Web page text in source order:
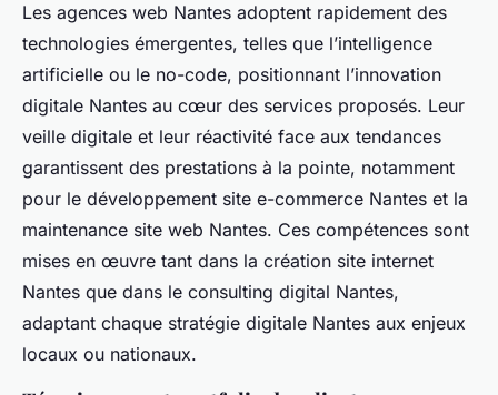
Les agences web Nantes adoptent rapidement des
technologies émergentes, telles que l’intelligence
artificielle ou le no-code, positionnant l’innovation
digitale Nantes au cœur des services proposés. Leur
veille digitale et leur réactivité face aux tendances
garantissent des prestations à la pointe, notamment
pour le développement site e-commerce Nantes et la
maintenance site web Nantes. Ces compétences sont
mises en œuvre tant dans la création site internet
Nantes que dans le consulting digital Nantes,
adaptant chaque stratégie digitale Nantes aux enjeux
locaux ou nationaux.